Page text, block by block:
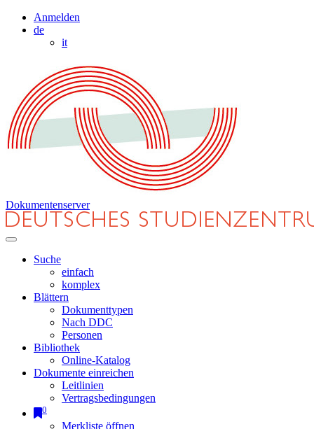
Anmelden
de
it
Dokumentenserver
Suche
einfach
komplex
Blättern
Dokumenttypen
Nach DDC
Personen
Bibliothek
Online-Katalog
Dokumente einreichen
Leitlinien
Vertragsbedingungen
0
Merkliste öffnen